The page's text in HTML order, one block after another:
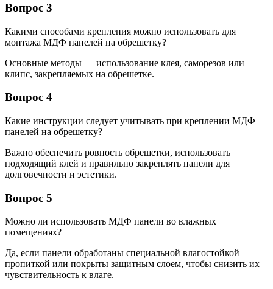
Вопрос 3
Какими способами крепления можно использовать для
монтажа МДФ панелей на обрешетку?
Основные методы — использование клея, саморезов или
клипс, закрепляемых на обрешетке.
Вопрос 4
Какие инструкции следует учитывать при креплении МДФ
панелей на обрешетку?
Важно обеспечить ровность обрешетки, использовать
подходящий клей и правильно закреплять панели для
долговечности и эстетики.
Вопрос 5
Можно ли использовать МДФ панели во влажных
помещениях?
Да, если панели обработаны специальной влагостойкой
пропиткой или покрыты защитным слоем, чтобы снизить их
чувствительность к влаге.